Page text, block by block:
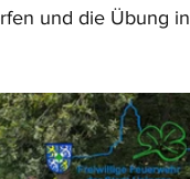
und die Übung in